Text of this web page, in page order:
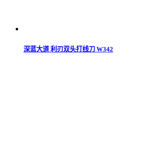
深蓝大道 利刃双头打线刀 W342